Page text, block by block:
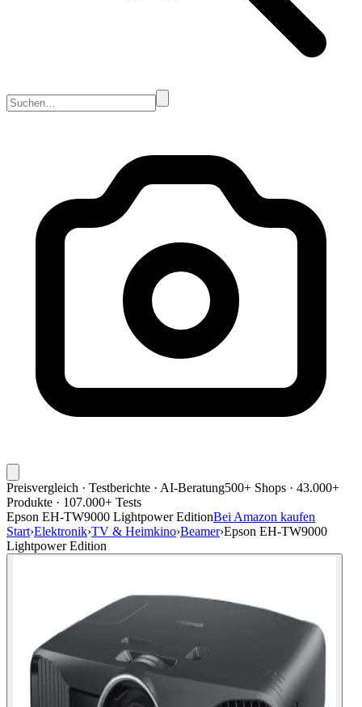
Preisvergleich · Testberichte · AI-Beratung500+ Shops · 43.000+
Produkte · 107.000+ Tests
Epson EH-TW9000 Lightpower EditionBei Amazon kaufen
Start›Elektronik›TV & Heimkino›Beamer›Epson EH-TW9000
Lightpower Edition